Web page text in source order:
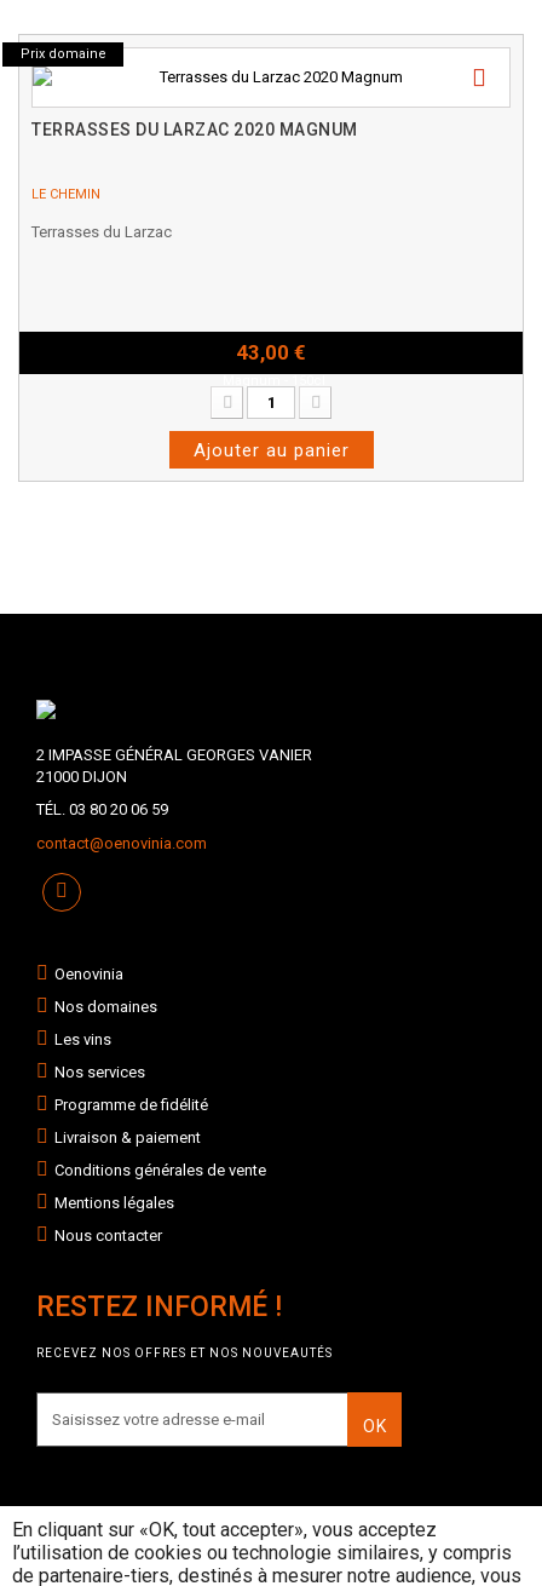
Prix domaine
TERRASSES DU LARZAC 2020 MAGNUM
LE CHEMIN
Terrasses du Larzac
43,00 €
Ajouter au panier
2 IMPASSE GÉNÉRAL GEORGES VANIER
21000 DIJON
TÉL. 03 80 20 06 59
contact@oenovinia.com
Oenovinia
Nos domaines
Les vins
Nos services
Programme de fidélité
Livraison & paiement
Conditions générales de vente
Mentions légales
Nous contacter
RESTEZ INFORMÉ !
RECEVEZ NOS OFFRES ET NOS NOUVEAUTÉS
OK
INTERDICTION DE VENTE DE
BOISSONS ALCOOLIQUES AUX
En cliquant sur «OK, tout accepter», vous acceptez
l’utilisation de cookies ou technologie similaires, y compris
de partenaire-tiers, destinés à mesurer notre audience, vous